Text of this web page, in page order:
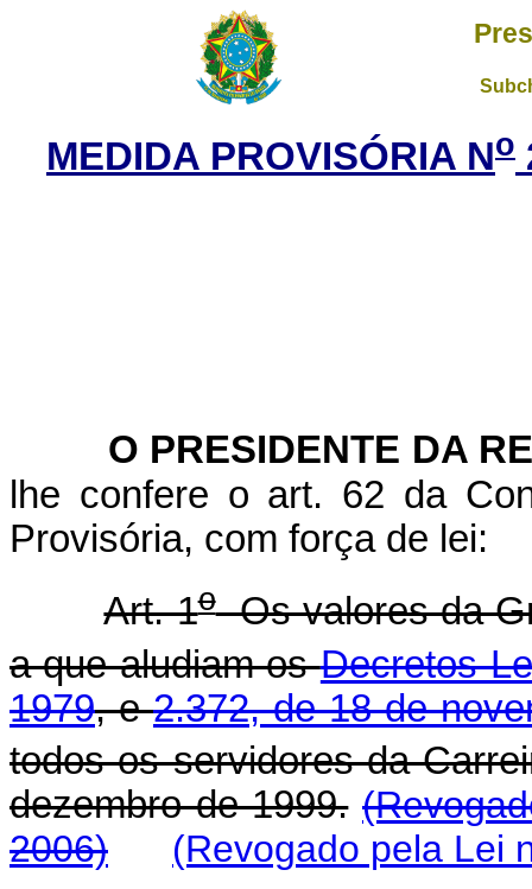
MEDIDA PROVISÓRIA No
O PRESIDENTE DA
lhe confere o art. 62 da
Provisória, com força de lei:
Art. 1oOs valores da
a que aludiam osDecretos-
1979, e2.372, de 18 de
todos os servidores da
dezembro de 1999.
2006)
(Revogado pela Lei